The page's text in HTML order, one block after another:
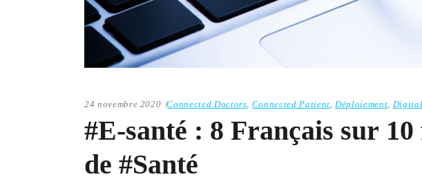
24 novembre 2020 Connected Doctors, Connected Patient,Déploiement,
#E-santé : 8 Français sur
de #Santé